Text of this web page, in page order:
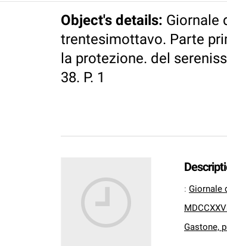
Object's details: Giornale
trentesimottavo. Parte
la protezione. del
38. P. 1
: Giornale
Gastone,